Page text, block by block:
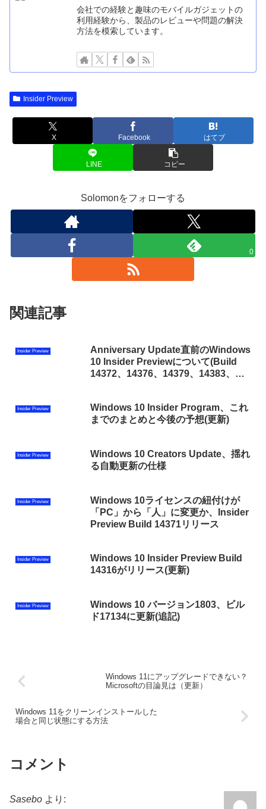
会社での経験と趣味のモバイルガジェットの
利用経験から、製品のレビューや問題の解決
方法を模索しています。
Insider Preview
X Facebook はてブ
LINE コピー
Solomonをフォローする
0
関連記事
Insider Preview
Anniversary Update直前のWindows
10 Insider Previewについて(Build
14372、14376、14379、14383、
Insider Preview
Windows 10 Insider Program、これ
までのまとめと今後の予想(更新)
Insider Preview
Windows 10 Creators Update、揺れ
る自動更新の仕様
Insider Preview
Windows 10ライセンスの紐付けが
「PC」から「人」に変更か、Insider
Preview Build 14371リリース
Insider Preview
Windows 10 Insider Preview Build
14316がリリース(更新)
Insider Preview
Windows 10 バージョン1803、ビル
ド17134に更新(追記)
Windows 11にアップグレードできない？
Microsoftの目論見は（更新）
Windows 11をクリーンインストールした
場合と同じ状態にする方法
コメント
Sasebo より: